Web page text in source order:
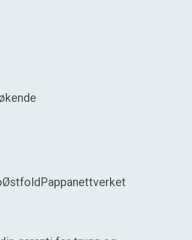
ØstfoldPappanettverket